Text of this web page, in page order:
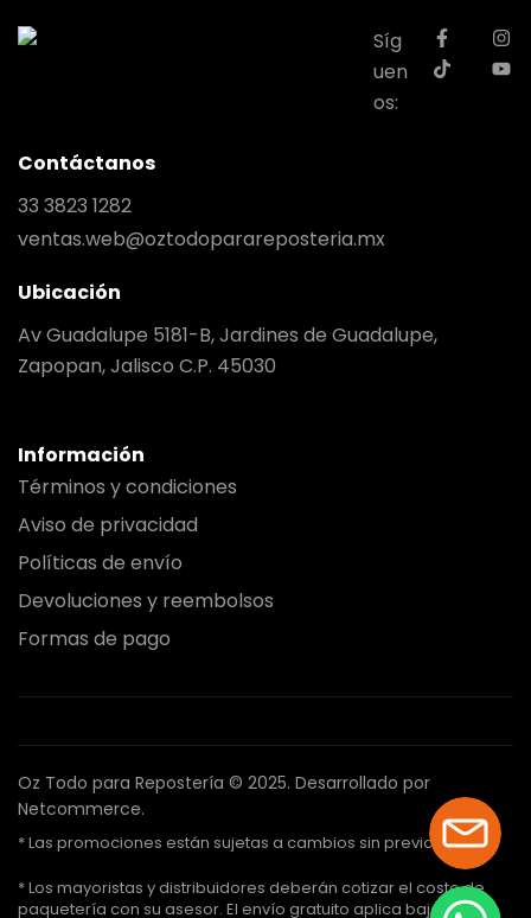
Síg
uen
os:
Contáctanos
33 3823 1282
ventas.web@oztodoparareposteria.mx
Ubicación
Av Guadalupe 5181-B, Jardines de Guadalupe,
Zapopan, Jalisco C.P. 45030
Información
Términos y condiciones
Aviso de privacidad
Políticas de envío
Devoluciones y reembolsos
Formas de pago
Oz Todo para Repostería © 2025. Desarrollado por
Netcommerce.
* Las promociones están sujetas a cambios sin previo aviso.
* Los mayoristas y distribuidores deberán cotizar el costo de
paquetería con su asesor. El envío gratuito aplica bajo ciertas